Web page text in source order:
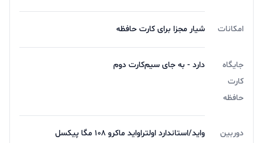
امکانات شیار مجزا برای کارت حافظه
جایگاه
کارت
حافظه
دارد - به جای سیم‌کارت دوم
دوربین
واید/استاندارد اولتراواید ماکرو 108 مگا پیکسل